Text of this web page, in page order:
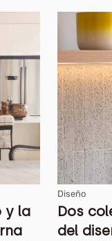
y la
Diseño
Dos
del